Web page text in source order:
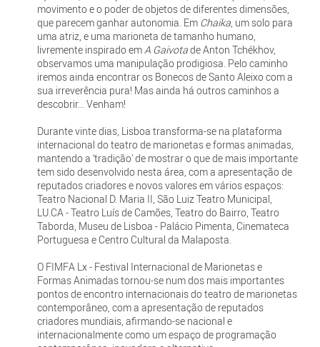
movimento e o poder de objetos de diferentes dimensões,
que parecem ganhar autonomia. Em Chaika, um solo para
uma atriz, e uma marioneta de tamanho humano,
livremente inspirado emA Gaivotade Anton Tchékhov,
observamos uma manipulação prodigiosa. Pelo caminho
iremos ainda encontrar os Bonecos de Santo Aleixo com a
sua irreverência pura! Mas ainda há outros caminhos a
descobrir... Venham!
Durante vinte dias, Lisboa transforma-se na plataforma
internacional do teatro de marionetas e formas animadas,
mantendo a ‘tradição’ de mostrar o que de mais importante
tem sido desenvolvido nesta área, com a apresentação de
reputados criadores e novos valores em vários espaços:
Teatro Nacional D. Maria II, São Luiz Teatro Municipal,
LU.CA - Teatro Luís de Camões, Teatro do Bairro, Teatro
Taborda, Museu de Lisboa - Palácio Pimenta, Cinemateca
Portuguesa e Centro Cultural da Malaposta.
O FIMFA Lx - Festival Internacional de Marionetas e
Formas Animadas tornou-se num dos mais importantes
pontos de encontro internacionais do teatro de marionetas
contemporâneo, com a apresentação de reputados
criadores mundiais, afirmando-se nacional e
internacionalmente como um espaço de programação